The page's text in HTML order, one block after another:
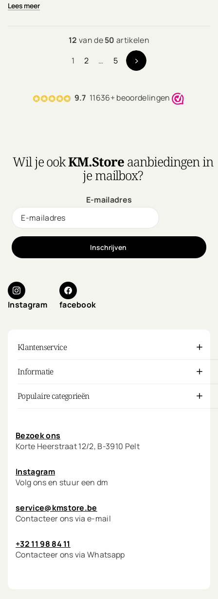
Lees meer
12 van de50 artikelen
1
2 … 5
9.7 11636+ beoordelingen
Wil je ookKM.Storeaanbiedingen in
je mailbox?
E-mailadres
Inschrijven
Instagram facebook
Klantenservice
Informatie
Populaire categorieën
Bezoek ons
Korte Heerstraat 12/2, B-3910 Pelt
Instagram
Volg ons en stuur een dm
service@kmstore.be
Contacteer ons via e-mail
+32 11 98 84 11
Contacteer ons via Whatsapp